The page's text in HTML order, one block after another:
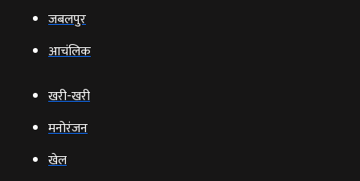
जबलपुर
आचंलिक
खरी-खरी
मनोरंजन
खेल